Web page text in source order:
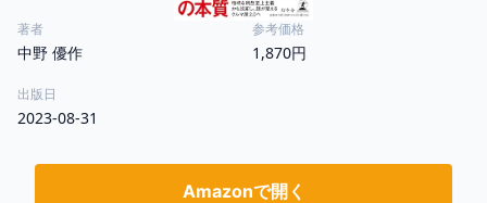
著者
中野 優作
参考価格
1,870円
出版日
2023-08-31
Amazonで開く